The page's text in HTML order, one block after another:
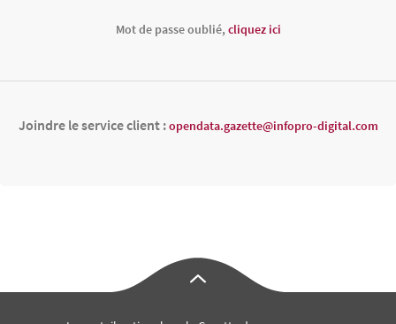
Mot de passe oublié, cliquez ici
Joindre le service client :opendata.gazette@infopro-digital.com